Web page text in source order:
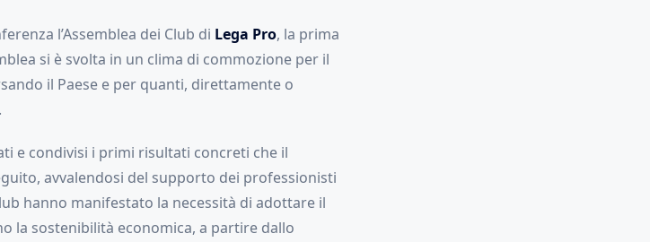
l’Assemblea dei Club di Lega Pro, la prima
si è svolta in un clima di commozione per il
il Paese e per quanti, direttamente o
e condivisi i primi risultati concreti che il
avvalendosi del supporto dei professionisti
hanno manifestato la necessità di adottare il
la sostenibilità economica, a partire dallo